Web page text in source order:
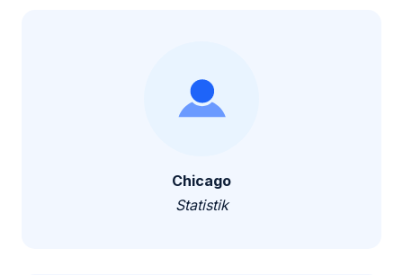
Chicago
Statistik